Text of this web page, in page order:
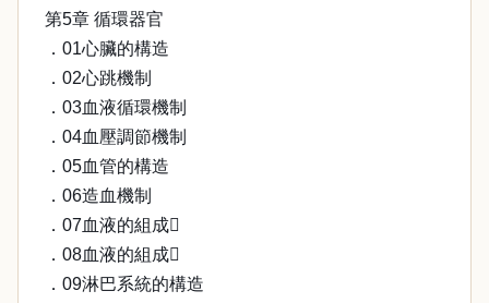
第5章 循環器官
．01心臟的構造
．02心跳機制
．03血液循環機制
．04血壓調節機制
．05血管的構造
．06造血機制
．07血液的組成
．08血液的組成
．09淋巴系統的構造